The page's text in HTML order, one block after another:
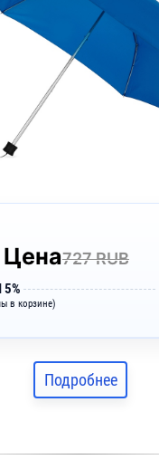
Цена727 RUB
в корзине)
Подробнее